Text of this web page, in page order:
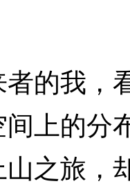
我，
上的分
之旅，